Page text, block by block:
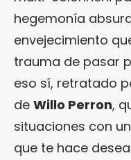
hegemonía
envejecimiento
trauma de pasar
eso sí, retratado
de Willo Perron,
situaciones con
que te hace